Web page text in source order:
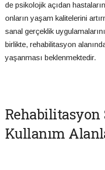
de psikolojik açıdan
onların yaşam kalitelerini
sanal gerçeklik
birlikte, rehabilitasyon
yaşanması beklenmektedir.
Rehabilitasyon
Kullanım